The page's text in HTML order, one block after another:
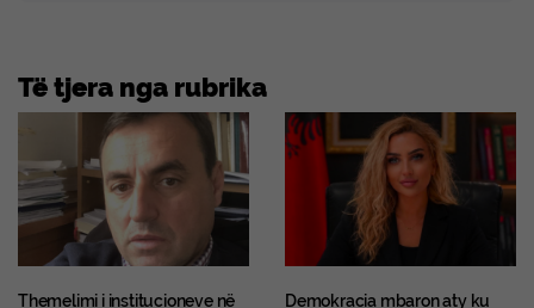
Të tjera nga rubrika
Themelimi i institucioneve në
Demokracia mbaron aty ku